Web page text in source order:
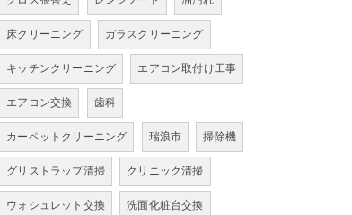
床クリーニング
ガラスクリーニング
キッチンクリーニング
エアコン取付け工事
エアコン交換
歯科
カーペットクリーニング
瑞浪市
掃除機
グリストラップ清掃
クリニック清掃
ウォシュレット交換
洗面化粧台交換